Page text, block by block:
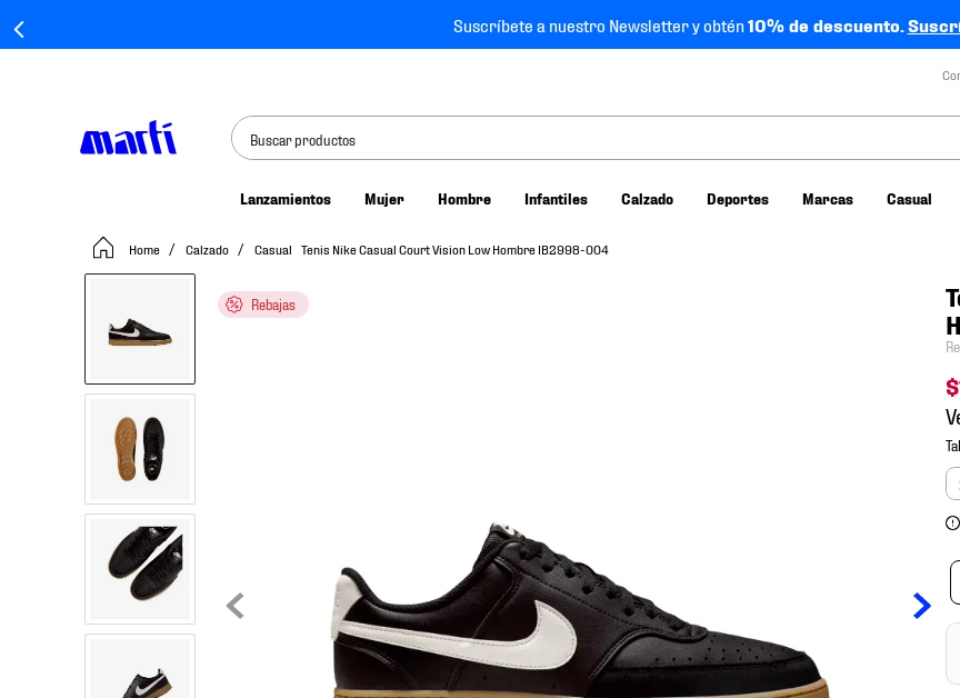
Suscríbete a nuestro Newsletter y obtén10% de descuento.
Buscar productos
Lanzamientos Mujer Hombre Infantiles Calzado Deportes Marcas Casual
Calzado Casual Tenis Nike Casual Court Vision Low Hombre IB2998-004
Rebajas
$
tenis mujer
tenis niño